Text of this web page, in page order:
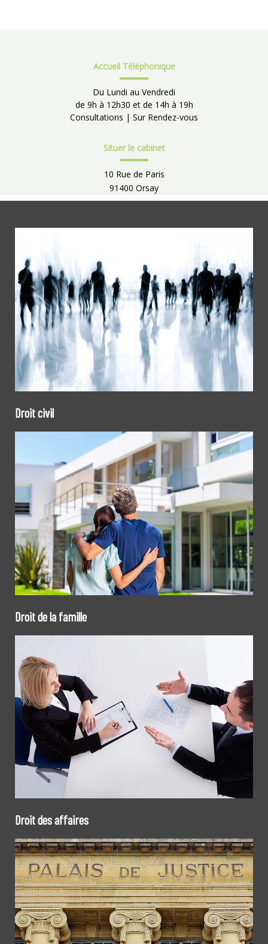
Accueil Téléphonique
Du Lundi au Vendredi
de 9h à 12h30 et de 14h à 19h
Consultations | Sur Rendez-vous
Situer le cabinet
10 Rue de Paris
91400 Orsay
Droit civil
Droit de la famille
Droit des affaires